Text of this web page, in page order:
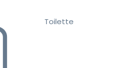
Toilette